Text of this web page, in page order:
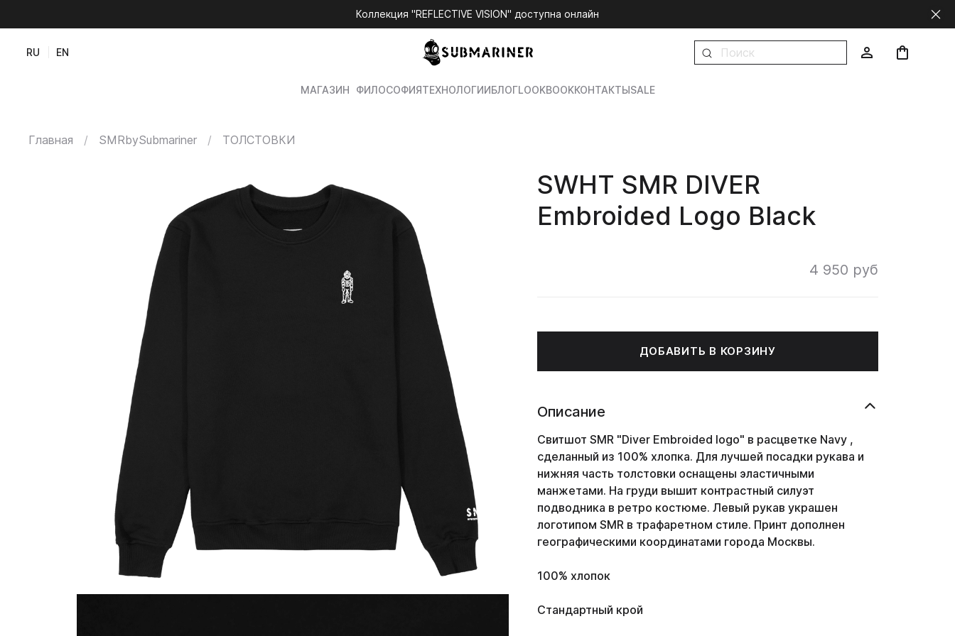
Коллекция "REFLECTIVE VISION" доступна онлайн
RU EN
МАГАЗИН ФИЛОСОФИЯТЕХНОЛОГИИБЛОГLOOKBOOKКОНТАКТЫSALE
Главная SMRbySubmariner ТОЛСТОВКИ
SWHT SMR DIVER
Embroided Logo Black
4 950 руб
ДОБАВИТЬ В КОРЗИНУ
Описание
Свитшот SMR "Diver Embroided logo" в расцветке Navy ,
сделанный из 100% хлопка. Для лучшей посадки рукава и
нижняя часть толстовки оснащены эластичными
манжетами. На груди вышит контрастный силуэт
подводника в ретро костюме. Левый рукав украшен
логотипом SMR в трафаретном стиле. Принт дополнен
географическими координатами города Москвы.
100% хлопок
Стандартный крой